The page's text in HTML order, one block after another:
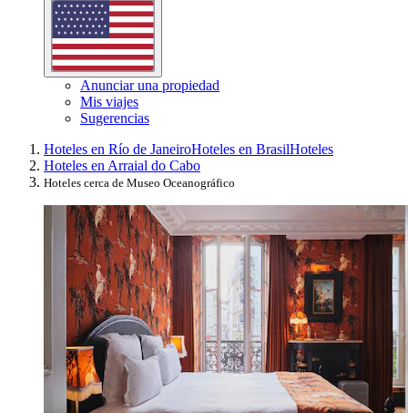
Anunciar una propiedad
Mis viajes
Sugerencias
Hoteles en Río de JaneiroHoteles en BrasilHoteles
Hoteles en Arraial do Cabo
Hoteles cerca de Museo Oceanográfico